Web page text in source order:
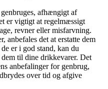
afhængigt af
er vigtigt at regelmæssigt
revner eller misfarvning.
anbefales det at erstatte dem
er i god stand, kan du
til dine drikkevarer. Det
anbefalinger for genbrug,
over tid og afgive